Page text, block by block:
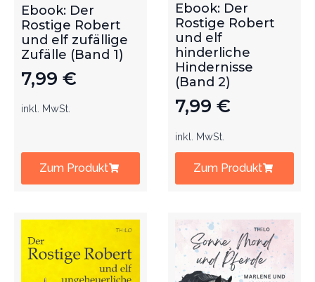
Ebook: Der
Rostige Robert
und elf zufällige
Zufälle (Band 1)
7,99 €
inkl. MwSt.
Zum Produkt
Ebook: Der
Rostige Robert
und elf
hinderliche
Hindernisse
(Band 2)
7,99 €
inkl. MwSt.
Zum Produkt